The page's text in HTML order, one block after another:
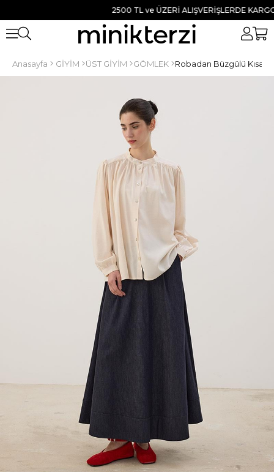
2500 TL ve ÜZERİ ALIŞVERİŞLERDE KARGO
Anasayfa GİYİM ÜST GİYİM GÖMLEK Robadan Büzgülü Kısa